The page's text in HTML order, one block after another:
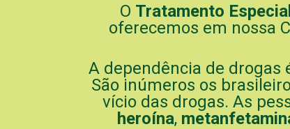
O Tratamento
oferecemos em nossa
A dependência de drogas
São inúmeros os
vício das drogas. As
heroína,